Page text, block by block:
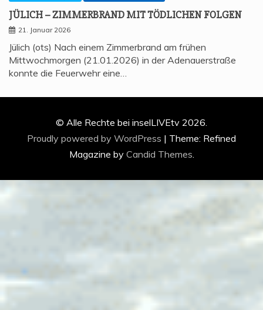
JÜLICH – ZIM­MER­BRAND MIT TÖD­LI­CHEN FOLGEN
21. Januar 2026
Jülich (ots) Nach einem Zimmerbrand am frühen
Mittwochmorgen (21.01.2026) in der Adenauerstraße
konnte die Feuerwehr eine…
© Alle Rechte bei inselLIVEtv 2026.
Proudly powered by WordPress | Theme: Refined
Magazine by Candid Themes